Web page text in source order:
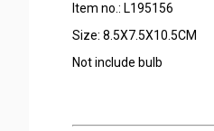
Item no.: L195156
Size: 8.5X7.5X10.5CM
Not include bulb